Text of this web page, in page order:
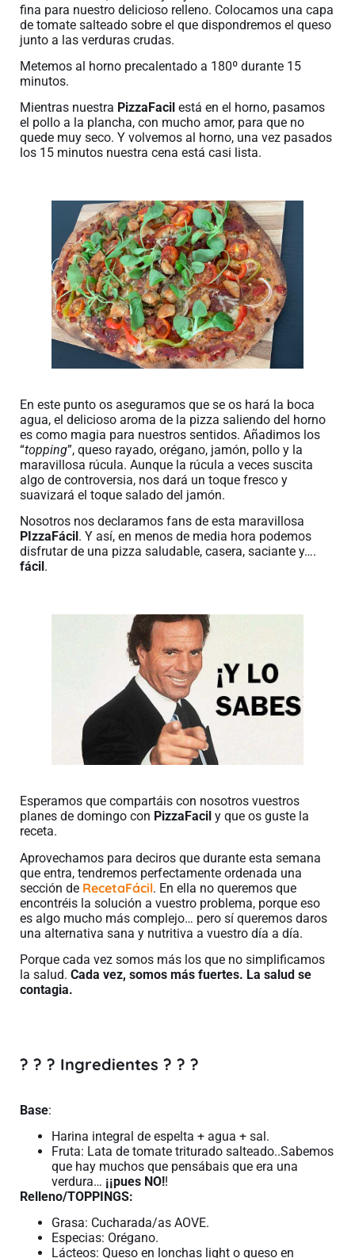
fina para nuestro delicioso relleno. Colocamos una capa
de tomate salteado sobre el que dispondremos el queso
junto a las verduras crudas.
Metemos al horno precalentado a 180º durante 15
minutos.
Mientras nuestra PizzaFacil está en el horno, pasamos
el pollo a la plancha, con mucho amor, para que no
quede muy seco. Y volvemos al horno, una vez pasados
los 15 minutos nuestra cena está casi lista.
En este punto os aseguramos que se os hará la boca
agua, el delicioso aroma de la pizza saliendo del horno
es como magia para nuestros sentidos. Añadimos los
“topping”, queso rayado, orégano, jamón, pollo y la
maravillosa rúcula. Aunque la rúcula a veces suscita
algo de controversia, nos dará un toque fresco y
suavizará el toque salado del jamón.
Nosotros nos declaramos fans de esta maravillosa
PIzzaFácil. Y así, en menos de media hora podemos
disfrutar de una pizza saludable, casera, saciante y….
fácil.
Esperamos que compartáis con nosotros vuestros
planes de domingo con PizzaFacil y que os guste la
receta.
Aprovechamos para deciros que durante esta semana
que entra, tendremos perfectamente ordenada una
sección de RecetaFácil. En ella no queremos que
encontréis la solución a vuestro problema, porque eso
es algo mucho más complejo… pero sí queremos daros
una alternativa sana y nutritiva a vuestro día a día.
Porque cada vez somos más los que no simplificamos
la salud. Cada vez, somos más fuertes. La salud se
contagia.
? ? ? Ingredientes ? ? ?
Base:
Harina integral de espelta + agua + sal.
Fruta: Lata de tomate triturado salteado..Sabemos
que hay muchos que pensábais que era una
verdura… ¡¡pues NO!!
Relleno/TOPPINGS:
Grasa: Cucharada/as AOVE.
Especias: Orégano.
Lácteos: Queso en lonchas light o queso en